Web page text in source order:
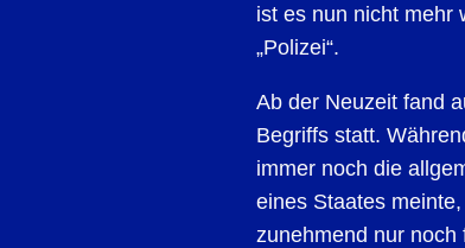
ist es nun nicht mehr
„Polizei“.
Ab der Neuzeit fand
Begriffs statt.
immer noch die
eines Staates
zunehmend nur